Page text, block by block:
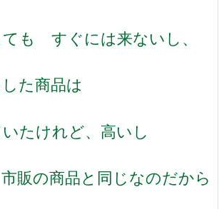
も すぐには来ないし、
した商品は
たけれど、高いし
販の商品と同じなのだから